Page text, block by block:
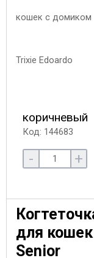
коричневый
Код: 144683
- +
для
Senior